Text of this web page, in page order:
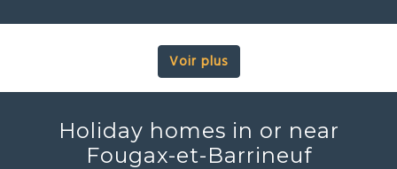
Voir plus
Holiday homes in or near
Fougax-et-Barrineuf